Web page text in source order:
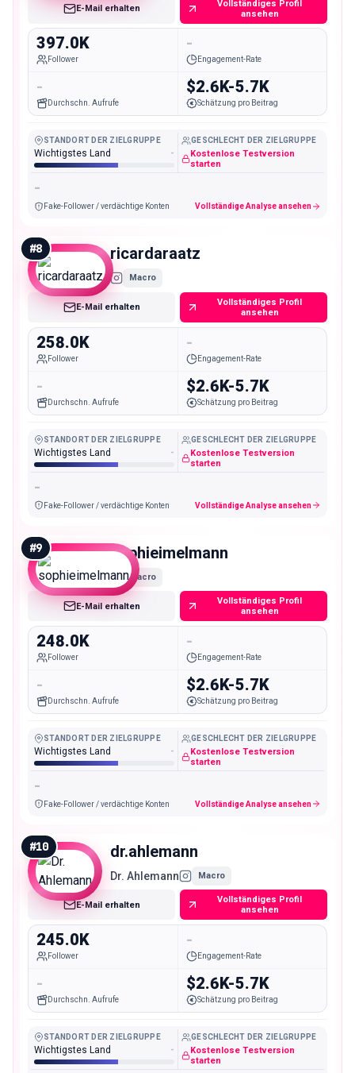
E-Mail erhalten
Vollständiges Profil
ansehen
397.0K
Follower
-
Engagement-Rate
-
Durchschn. Aufrufe
$2.6K-5.7K
Schätzung pro Beitrag
STANDORT DER ZIELGRUPPE
Wichtigstes Land -
GESCHLECHT DER ZIELGRUPPE
Kostenlose Testversion
starten
-
Fake-Follower / verdächtige Konten Vollständige Analyse ansehen
#8 ricardaraatz
Macro
E-Mail erhalten
Vollständiges Profil
ansehen
258.0K
Follower
-
Engagement-Rate
-
Durchschn. Aufrufe
$2.6K-5.7K
Schätzung pro Beitrag
STANDORT DER ZIELGRUPPE
Wichtigstes Land -
GESCHLECHT DER ZIELGRUPPE
Kostenlose Testversion
starten
-
Fake-Follower / verdächtige Konten Vollständige Analyse ansehen
#9 sophieimelmann
Macro
E-Mail erhalten
Vollständiges Profil
ansehen
248.0K
Follower
-
Engagement-Rate
-
Durchschn. Aufrufe
$2.6K-5.7K
Schätzung pro Beitrag
STANDORT DER ZIELGRUPPE
Wichtigstes Land -
GESCHLECHT DER ZIELGRUPPE
Kostenlose Testversion
starten
-
Fake-Follower / verdächtige Konten Vollständige Analyse ansehen
#10 dr.ahlemann
Dr. Ahlemann Macro
E-Mail erhalten
Vollständiges Profil
ansehen
245.0K
Follower
-
Engagement-Rate
-
Durchschn. Aufrufe
$2.6K-5.7K
Schätzung pro Beitrag
STANDORT DER ZIELGRUPPE
Wichtigstes Land -
GESCHLECHT DER ZIELGRUPPE
Kostenlose Testversion
starten